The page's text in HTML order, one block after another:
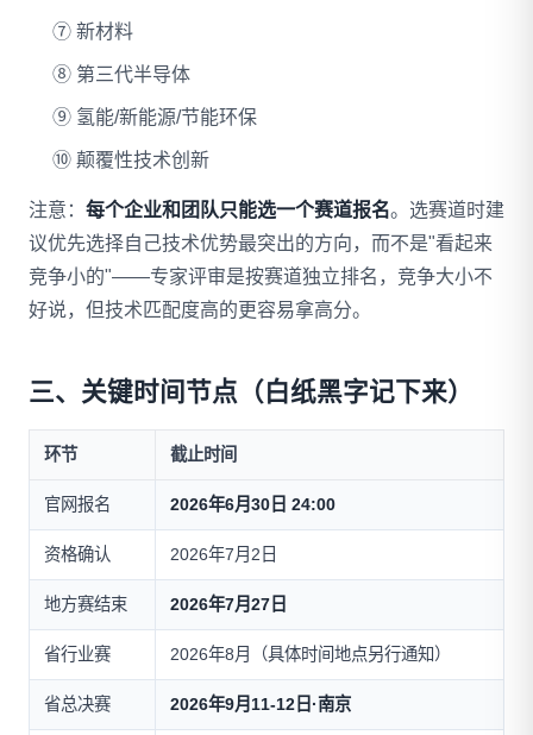
⑦ 新材料
⑧ 第三代半导体
⑨ 氢能/新能源/节能环保
⑩ 颠覆性技术创新
注意： 每个企业和团队只能选一个赛道报名。选赛道时建
议优先选择自己技术优势最突出的方向，而不是"看起来
竞争小的"——专家评审是按赛道独立排名，竞争大小不
好说，但技术匹配度高的更容易拿高分。
三、关键时间节点（白纸黑字记下来）
环节 截止时间
官网报名 2026年6月30日 24:00
资格确认 2026年7月2日
地方赛结束 2026年7月27日
省行业赛 2026年8月（具体时间地点另行通知）
省总决赛 2026年9月11-12日·南京